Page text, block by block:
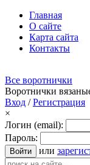
Главная
О сайте
Карта сайта
Контакты
Все воротнички
Воротнички
Вход /Регистрация
×
Логин (email):
Пароль:
Войти или